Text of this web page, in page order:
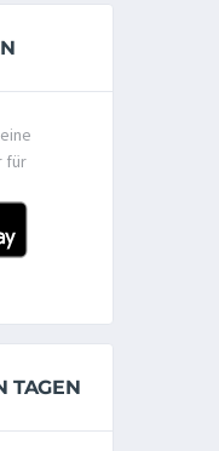
für
TAGEN